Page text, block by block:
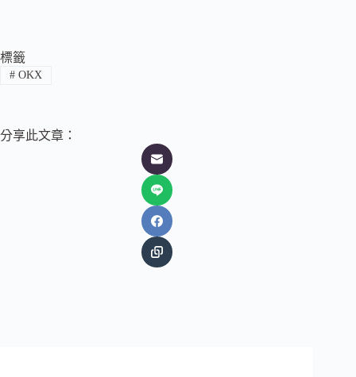
標籤
#OKX
分享此文章：